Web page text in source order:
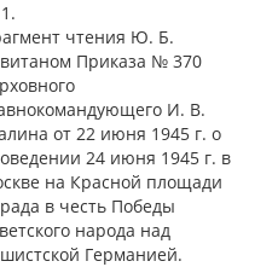
чтения Ю. Б.
Приказа № 370
И. В.
от 22 июня 1945 г. о
24 июня 1945 г. в
на Красной площади
в честь Победы
народа над
Германией.